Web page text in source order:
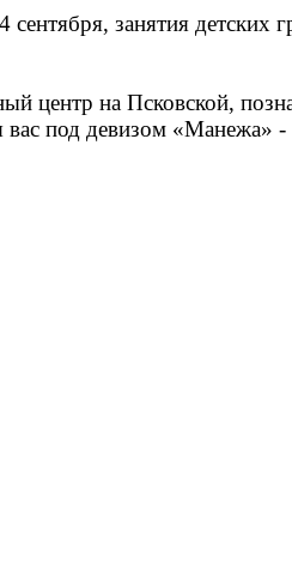
занятия детских
центр на Псковской,
вас под девизом «Манежа» -